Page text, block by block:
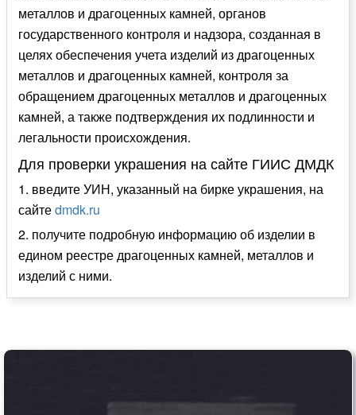
металлов и драгоценных камней, органов
государственного контроля и надзора, созданная в
целях обеспечения учета изделий из драгоценных
металлов и драгоценных камней, контроля за
обращением драгоценных металлов и драгоценных
камней, а также подтверждения их подлинности и
легальности происхождения.
Для проверки украшения на сайте ГИИС ДМДК
1. введите УИН, указанный на бирке украшения, на
сайтеdmdk.ru
2. получите подробную информацию об изделии в
едином реестре драгоценных камней, металлов и
изделий с ними.